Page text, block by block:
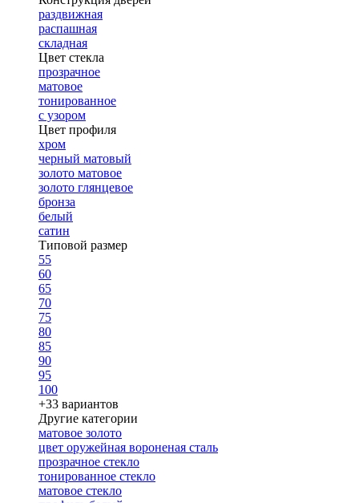
раздвижная
распашная
складная
Цвет стекла
прозрачное
матовое
тонированное
с узором
Цвет профиля
хром
черный матовый
золото матовое
золото глянцевое
бронза
белый
сатин
Типовой размер
55
60
65
70
75
80
85
90
95
100
+33 вариантов
Другие категории
матовое золото
цвет оружейная вороненая сталь
прозрачное стекло
тонированное стекло
матовое стекло